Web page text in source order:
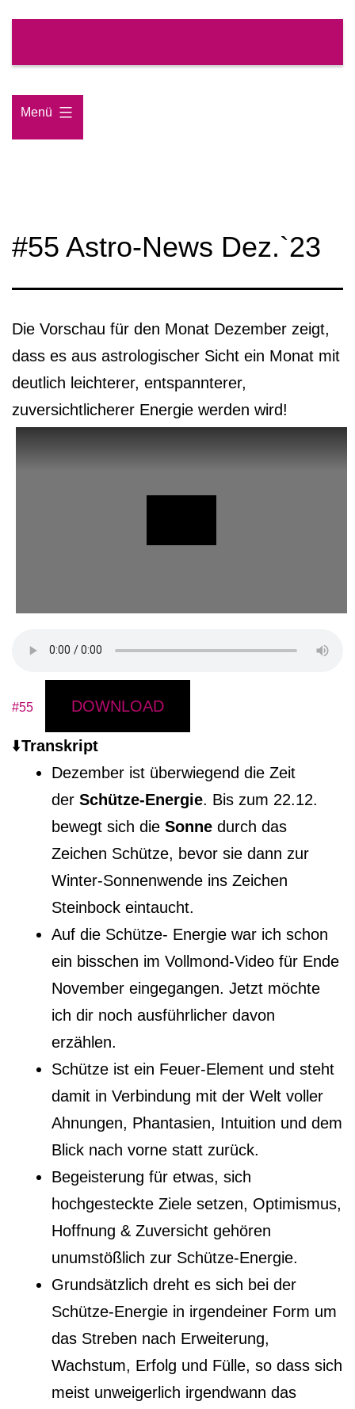
springen
Menü
#55 Astro-News Dez.`23
Die Vorschau für den Monat Dezember zeigt,
dass es aus astrologischer Sicht ein Monat mit
deutlich leichterer, entspannterer,
zuversichtlicherer Energie werden wird!
#55 DOWNLOAD
⬇️Transkript
Dezember ist überwiegend die Zeit
der Schütze-Energie. Bis zum 22.12.
bewegt sich die Sonne durch das
Zeichen Schütze, bevor sie dann zur
Winter-Sonnenwende ins Zeichen
Steinbock eintaucht.
Auf die Schütze- Energie war ich schon
ein bisschen im Vollmond-Video für Ende
November eingegangen. Jetzt möchte
ich dir noch ausführlicher davon
erzählen.
Schütze ist ein Feuer-Element und steht
damit in Verbindung mit der Welt voller
Ahnungen, Phantasien, Intuition und dem
Blick nach vorne statt zurück.
Begeisterung für etwas, sich
hochgesteckte Ziele setzen, Optimismus,
Hoffnung & Zuversicht gehören
unumstößlich zur Schütze-Energie.
Grundsätzlich dreht es sich bei der
Schütze-Energie in irgendeiner Form um
das Streben nach Erweiterung,
Wachstum, Erfolg und Fülle, so dass sich
meist unweigerlich irgendwann das